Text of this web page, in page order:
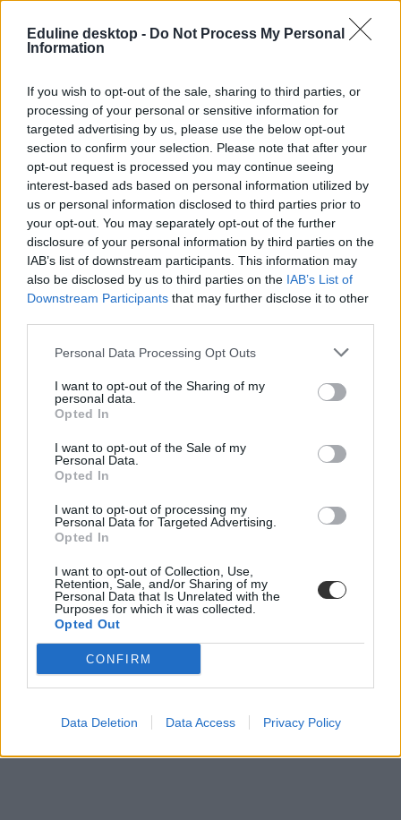
Eduline desktop - Do Not Process My Personal
Information
If you wish to opt-out of the sale, sharing to third parties, or
processing of your personal or sensitive information for
targeted advertising by us, please use the below opt-out
section to confirm your selection. Please note that after your
opt-out request is processed you may continue seeing
interest-based ads based on personal information utilized by
us or personal information disclosed to third parties prior to
your opt-out. You may separately opt-out of the further
disclosure of your personal information by third parties on the
IAB’s list of downstream participants. This information may
also be disclosed by us to third parties on the IAB’s List of
Downstream Participants that may further disclose it to other
Personal Data Processing Opt Outs
I want to opt-out of the Sharing of my
personal data.
Opted In
I want to opt-out of the Sale of my
Personal Data.
Opted In
I want to opt-out of processing my
Personal Data for Targeted Advertising.
Opted In
I want to opt-out of Collection, Use,
Retention, Sale, and/or Sharing of my
Personal Data that Is Unrelated with the
Purposes for which it was collected.
Opted Out
CONFIRM
Data Deletion Data Access Privacy Policy
népdalok
műveltségi teszt